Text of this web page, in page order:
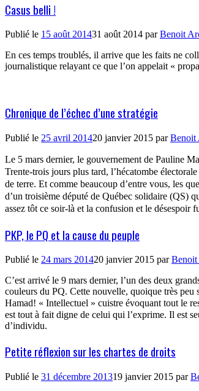
Casus belli !
Publié le 15 août 201431 août 2014 parBenoit
En ces temps troublés, il arrive que les faits ne
journalistique relayant ce que l’on appelait «
Chronique de l’échec d’une stratégie
Publié le 25 avril 201420 janvier 2015 parBenoit
Le 5 mars dernier, le gouvernement de Pauline
Trente-trois jours plus tard, l’hécatombe
de terre. Et comme beaucoup d’entre vous, les
d’un troisième député de Québec solidaire (QS)
assez tôt ce soir-là et la confusion et le désespoir
PKP, le PQ et la cause du peuple
Publié le 24 mars 201420 janvier 2015 parBenoit
C’est arrivé le 9 mars dernier, l’un des deux
couleurs du PQ. Cette nouvelle, quoique très peu
Hamad! « Intellectuel » cuistre évoquant tout le
est tout à fait digne de celui qui l’exprime. Il est
d’individu.
Petite réflexion sur les chartes de droits
Publié le 31 décembre 201319 janvier 2015 par